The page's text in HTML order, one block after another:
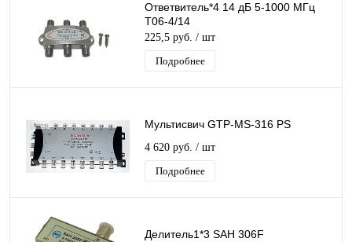
Ответвитель*4 14 дБ 5-1000 МГц
T06-4/14
225,5 руб. / шт
Подробнее
Мультисвич GTP-MS-316 PS
4 620 руб. / шт
Подробнее
Делитель1*3 SAH 306F